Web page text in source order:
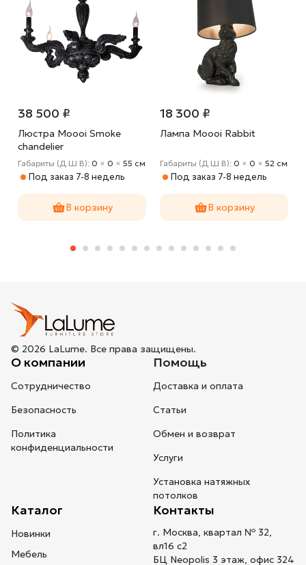
38 500 ₽
Люстра Moooi Smoke
chandelier
Габариты (Д Ш В): 0 × 0 × 55 cм
Под заказ 7-8 недель
В корзину
18 300 ₽
Лампа Moooi Rabbit
Габариты (Д Ш В): 0 × 0 × 52 cм
Под заказ 7-8 недель
В корзину
© 2026 LaLume. Все права защищены.
О компании
Сотрудничество
Безопасность
Политика
конфиденциальности
Помощь
Доставка и оплата
Статьи
Обмен и возврат
Услуги
Установка натяжных
потолков
Каталог
Новинки
Мебель
Контакты
г. Москва, квартал № 32,
вл16 с2
БЦ Neopolis 3 этаж, офис 324